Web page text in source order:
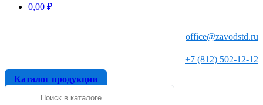
0,00 ₽
office@zavodstd.ru
+7 (812) 502-12-12
Каталог продукции